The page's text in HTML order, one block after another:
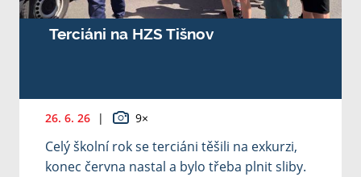
Terciáni na HZS Tišnov
26. 6. 26 | 9×
Celý školní rok se terciáni těšili na exkurzi,
konec června nastal a bylo třeba plnit sliby.